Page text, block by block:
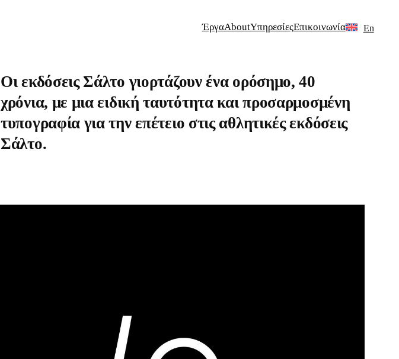
ΈργαAboutΥπηρεσίεςΕπικοινωνία En
Οι εκδόσεις Σάλτο γιορτάζουν ένα ορόσημο, 40
χρόνια, με μια ειδική ταυτότητα και προσαρμοσμένη
τυπογραφία για την επέτειο στις αθλητικές εκδόσεις
Σάλτο.